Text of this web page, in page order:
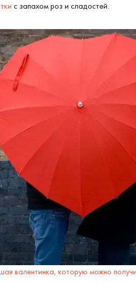
с запахом роз и сладостей.
валентинка, которую можно